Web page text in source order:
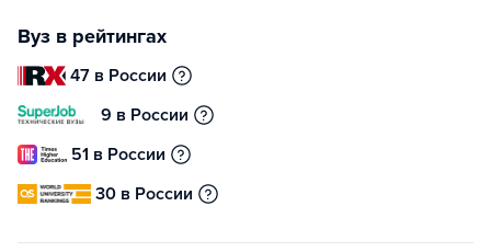
Вуз в рейтингах
47 в России
9 в России
51 в России
30 в России